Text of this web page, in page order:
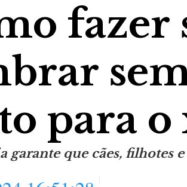
fazer
para
garante que cães, filhotes